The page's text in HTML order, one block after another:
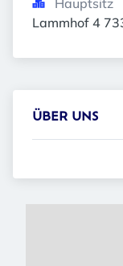
Hauptsitz
Lammhof 4
ÜBER UNS